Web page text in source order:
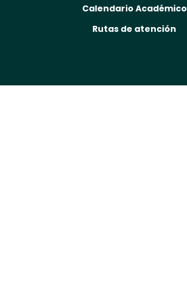
Calendario Académico
Rutas de atención